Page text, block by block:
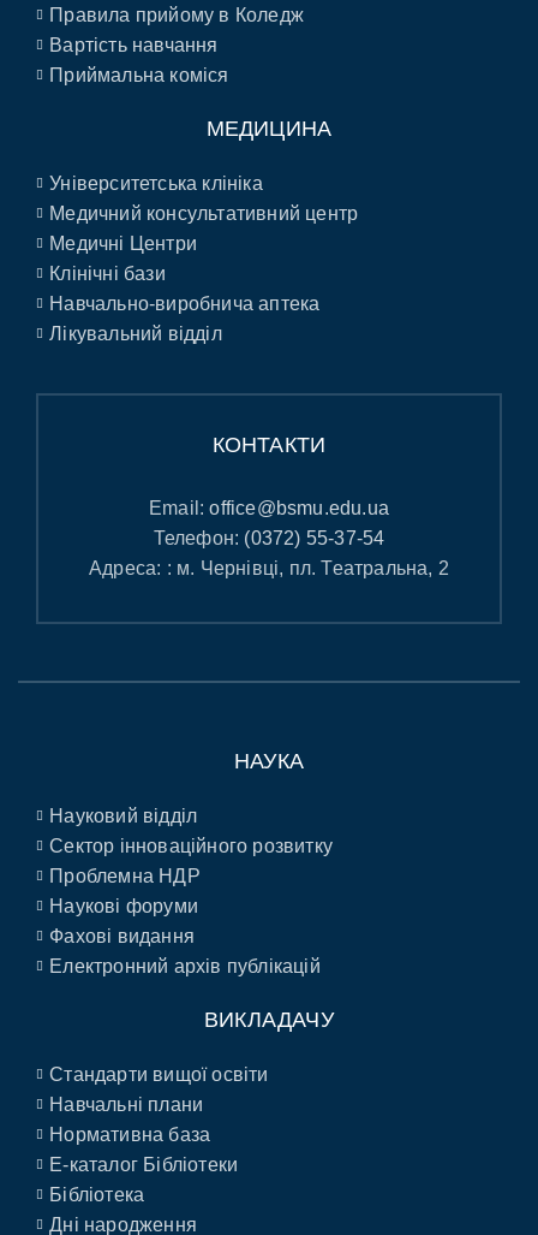
Правила прийому в Коледж
Вартість навчання
Приймальна коміся
МЕДИЦИНА
Університетська клініка
Медичний консультативний центр
Медичні Центри
Клінічні бази
Навчально-виробнича аптека
Лікувальний відділ
КОНТАКТИ
Email:office@bsmu.edu.ua
Телефон: (0372) 55-37-54
Адреса: : м. Чернівці, пл. Театральна, 2
НАУКА
Науковий відділ
Сектор інноваційного розвитку
Проблемна НДР
Наукові форуми
Фахові видання
Електронний архів публікацій
ВИКЛАДАЧУ
Стандарти вищої освіти
Навчальні плани
Нормативна база
E-каталог Бібліотеки
Бібліотека
Дні народження